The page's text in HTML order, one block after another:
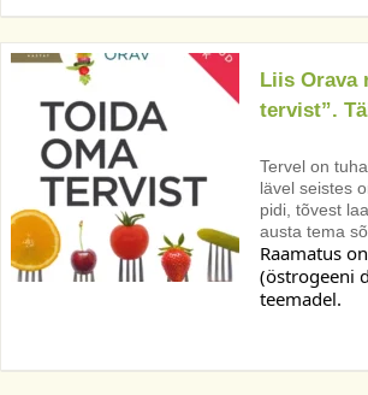
Liis Orava
tervist”.
Tervel on
lävel seistes
pidi, tõvest
austa tema
Raamatus
(östrogeeni
teemadel.